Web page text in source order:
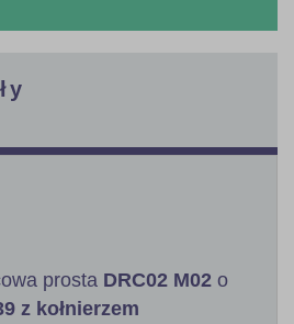
prosta DRC02 M02 o
z kołnierzem